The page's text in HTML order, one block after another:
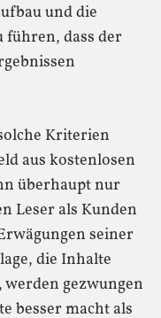
und die
dass der
Kriterien
aus kostenlosen
überhaupt nur
Leser als Kunden
seiner
die Inhalte
gezwungen
besser macht als